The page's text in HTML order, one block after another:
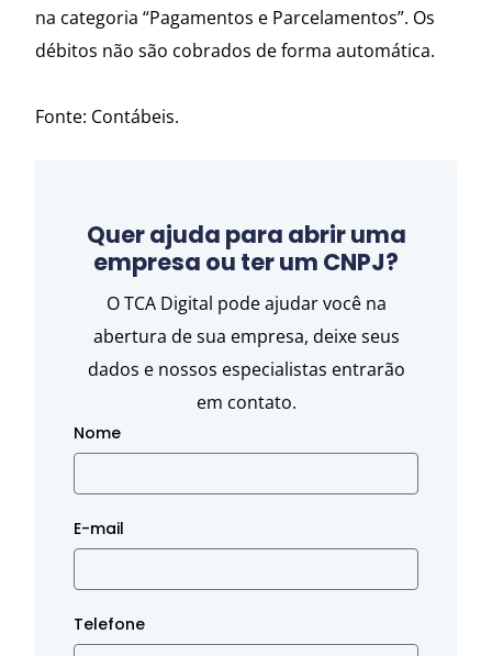
na categoria “Pagamentos e Parcelamentos”. Os
débitos não são cobrados de forma automática.
Fonte: Contábeis.
Quer ajuda para abrir uma
empresa ou ter um CNPJ?
O TCA Digital pode ajudar você na
abertura de sua empresa, deixe seus
dados e nossos especialistas entrarão
em contato.
Nome
E-mail
Telefone